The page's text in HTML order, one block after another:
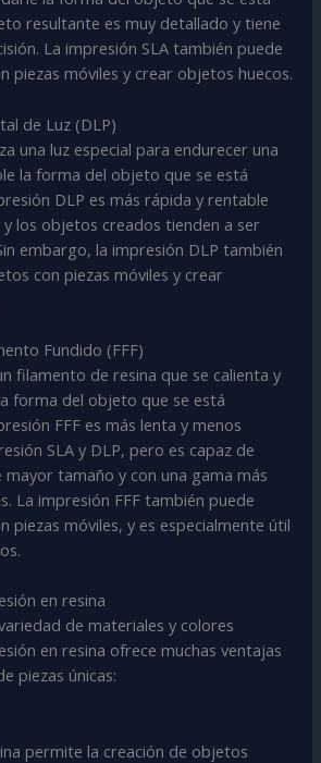
resultante es muy detallado y tiene
La impresión SLA también puede
piezas móviles y crear objetos huecos.
de Luz (DLP)
una luz especial para endurecer una
la forma del objeto que se está
DLP es más rápida y rentable
y los objetos creados tienden a ser
embargo, la impresión DLP también
con piezas móviles y crear
Fundido (FFF)
filamento de resina que se calienta y
forma del objeto que se está
FFF es más lenta y menos
SLA y DLP, pero es capaz de
tamaño y con una gama más
La impresión FFF también puede
piezas móviles, y es especialmente útil
en resina
de materiales y colores
en resina ofrece muchas ventajas
piezas únicas:
permite la creación de objetos